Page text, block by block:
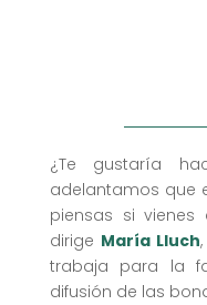
¿Te gustaría
adelantamos que
piensas si vienes
dirige María Lluch
trabaja para la
difusión de las